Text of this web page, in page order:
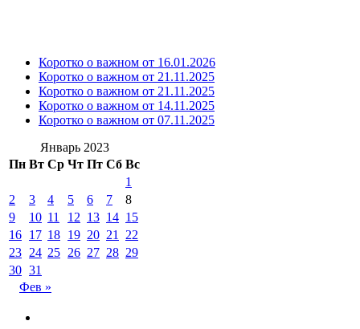
Коротко о важном от 16.01.2026
Коротко о важном от 21.11.2025
Коротко о важном от 21.11.2025
Коротко о важном от 14.11.2025
Коротко о важном от 07.11.2025
Январь 2023
Пн Вт Ср Чт Пт Сб Вс
1
2
3 4 5 6 7
8
9
10 11 12 13 14 15
16 17 18 19 20 21
22
23 24 25 26 27 28 29
30 31
Фев »